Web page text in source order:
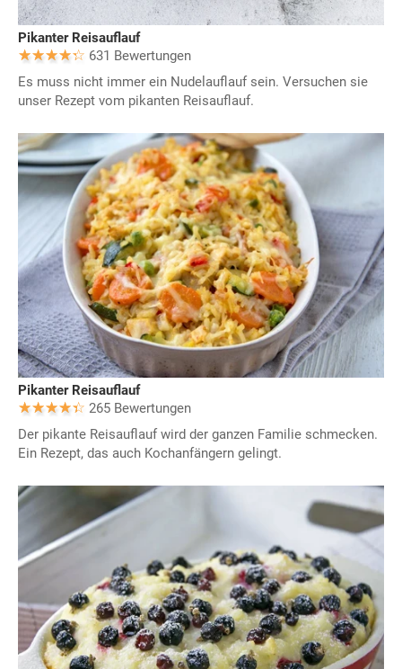
Pikanter Reisauflauf
631 Bewertungen
Es muss nicht immer ein Nudelauflauf sein. Versuchen sie
unser Rezept vom pikanten Reisauflauf.
Pikanter Reisauflauf
265 Bewertungen
Der pikante Reisauflauf wird der ganzen Familie schmecken.
Ein Rezept, das auch Kochanfängern gelingt.